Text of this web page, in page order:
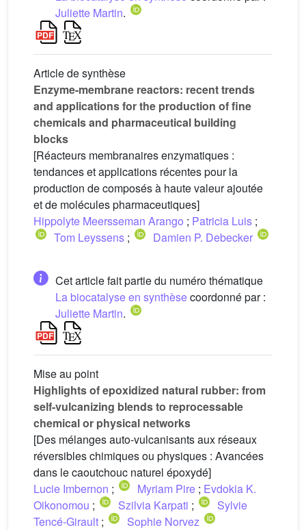
Juliette Martin.
Article de synthèse
Enzyme-membrane reactors: recent trends
and applications for the production of fine
chemicals and pharmaceutical building
blocks
[Réacteurs membranaires enzymatiques :
tendances et applications récentes pour la
production de composés à haute valeur ajoutée
et de molécules pharmaceutiques]
Hippolyte Meersseman Arango ; Patricia Luis ;
Tom Leyssens ; Damien P. Debecker
Cet article fait partie du numéro thématique
La biocatalyse en synthèsecoordonné par :
Juliette Martin.
Mise au point
Highlights of epoxidized natural rubber: from
self-vulcanizing blends to reprocessable
chemical or physical networks
[Des mélanges auto-vulcanisants aux réseaux
réversibles chimiques ou physiques : Avancées
dans le caoutchouc naturel époxydé]
Lucie Imbernon ; Myriam Pire ; Evdokia K.
Oikonomou ; Szilvia Karpati ;
Sylvie
Tencé-Girault ;
Sophie Norvez